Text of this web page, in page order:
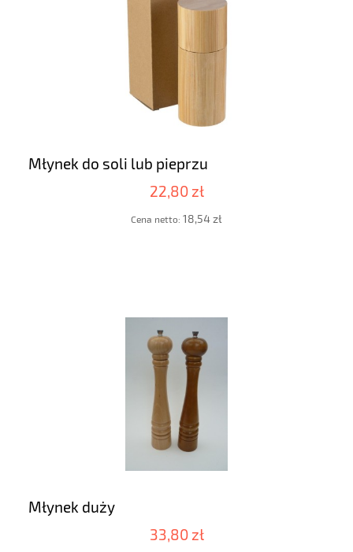
Młynek do soli lub pieprzu
22,80 zł
Cena netto: 18,54 zł
Młynek duży
33,80 zł